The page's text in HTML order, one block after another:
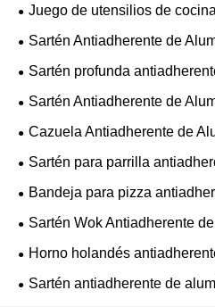
Juego de utensilios de
aluminio
Sartén Antiadherente de
Sartén profunda
Sartén Antiadherente de
Cazuela Antiadherente de
Sartén para parrilla
Bandeja para pizza
Sartén Wok Antiadherente
Horno holandés
Sartén antiadherente de